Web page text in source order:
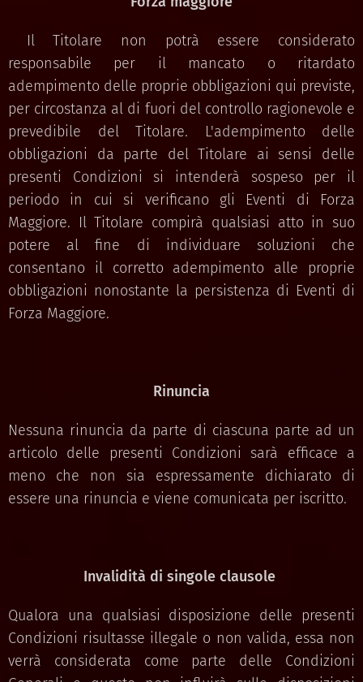
Il Titolare non potrà essere considerato
responsabile per il mancato o ritardato
adempimento delle proprie obbligazioni qui previste,
per circostanza al di fuori del controllo ragionevole e
prevedibile del Titolare. L'adempimento delle
obbligazioni da parte del Titolare ai sensi delle
presenti Condizioni si intenderà sospeso per il
periodo in cui si verificano gli Eventi di Forza
Maggiore. Il Titolare compirà qualsiasi atto in suo
potere al fine di individuare soluzioni che
consentano il corretto adempimento alle proprie
obbligazioni nonostante la persistenza di Eventi di
Forza Maggiore.
Rinuncia
Nessuna rinuncia da parte di ciascuna parte ad un
articolo delle presenti Condizioni sarà efficace a
meno che non sia espressamente dichiarato di
essere una rinuncia e viene comunicata per iscritto.
Invalidità di singole clausole
Qualora una qualsiasi disposizione delle presenti
Condizioni risultasse illegale o non valida, essa non
verrà considerata come parte delle Condizioni